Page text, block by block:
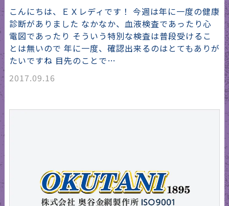
こんにちは、ＥＸレディです！ 今週は年に一度の健康
診断がありました なかなか、血液検査であったり心
電図であったり そういう特別な検査は普段受けるこ
とは無いので 年に一度、確認出来るのはとてもありが
たいですね 目先のことで…
2017.09.16